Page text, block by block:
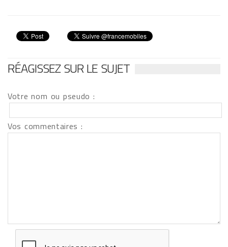
RÉAGISSEZ SUR LE SUJET
Votre nom ou pseudo :
Vos commentaires :